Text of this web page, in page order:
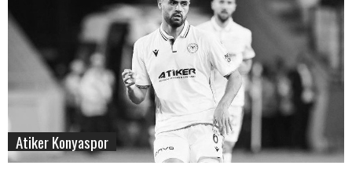
Atiker Konyaspor